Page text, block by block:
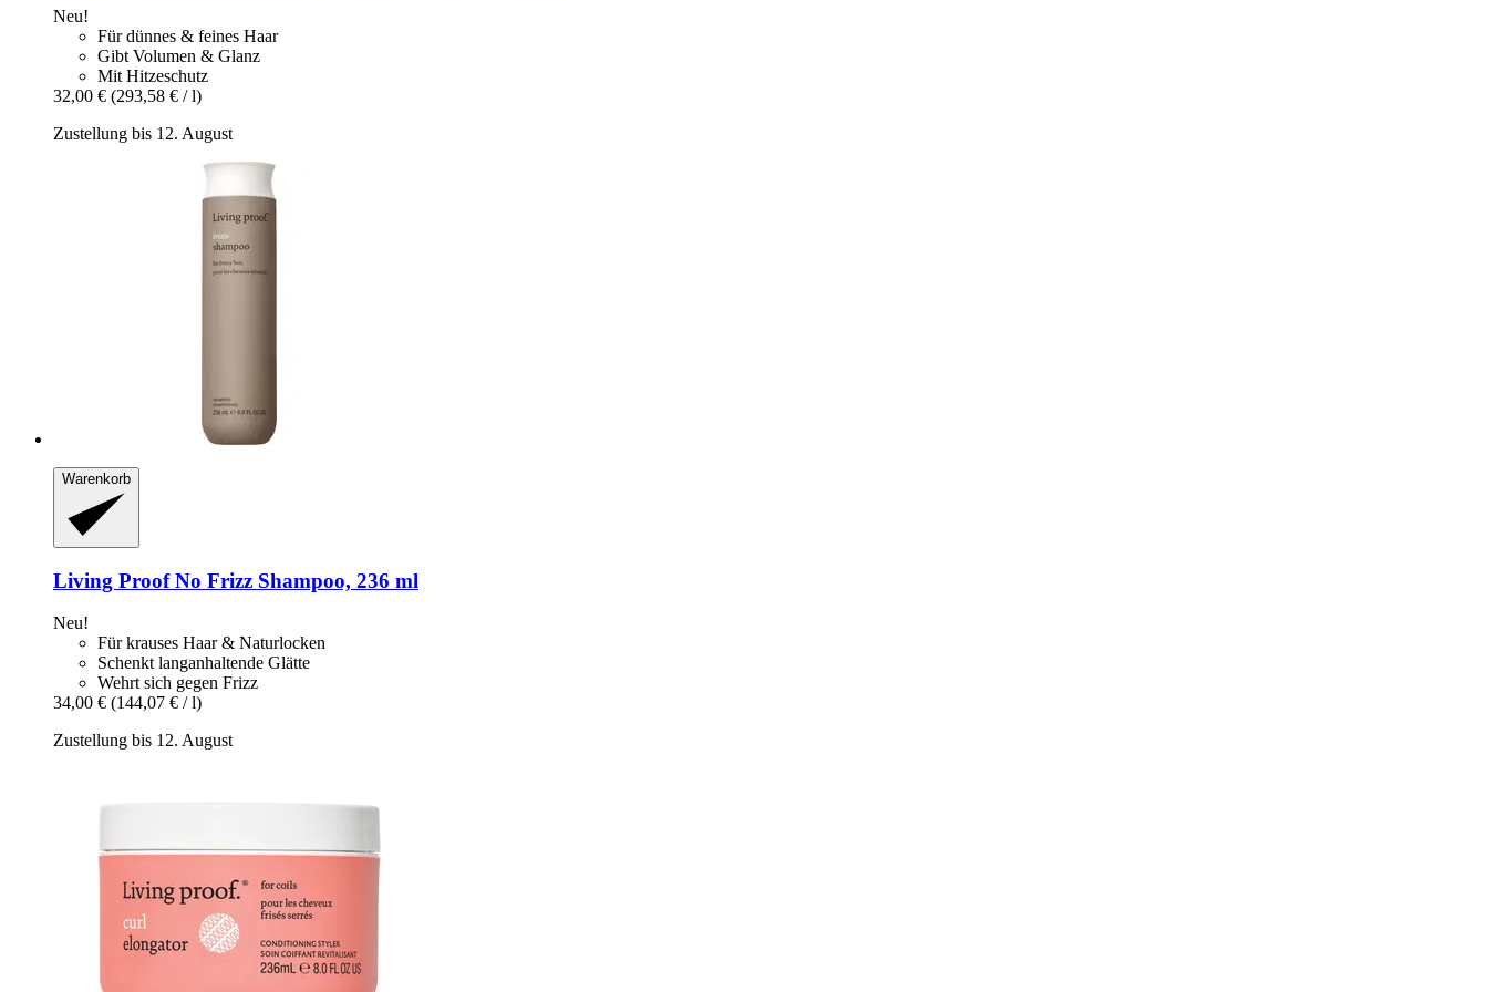
Neu!
Für dünnes & feines Haar
Gibt Volumen & Glanz
Mit Hitzeschutz
32,00 € (293,58 € / l)
Zustellung bis 12. August
Warenkorb
Living ProofNo Frizz Shampoo, 236 ml
Neu!
Für krauses Haar & Naturlocken
Schenkt langanhaltende Glätte
Wehrt sich gegen Frizz
34,00 € (144,07 € / l)
Zustellung bis 12. August